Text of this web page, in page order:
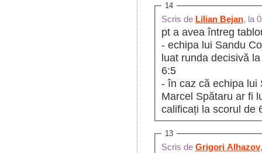
14
Scris de Lilian Bejan, la
pt a avea întreg
- echipa lui Sandu
luat runda decisivă
6:5
- în caz că echipa lui
Marcel Spătaru ar fi
calificați la scorul de
13
Scris de Grigori Alhazov